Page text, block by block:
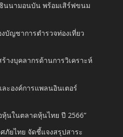
นนามอนบัน พร้อมเสิร์ฟขนม
บัญชาการตำรวจท่องเที่ยว
างบุคลากรด้านการวิเคราะห์
ะองค์การแพลนอินเตอร์
หุ้นในตลาดหุ้นไทย ปี 2566”
ภัยไทย จัดชี้แจงสรุปสาระ